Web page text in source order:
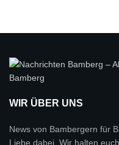
WIR ÜBER UNS
News von Bambergern für
Liebe dabei. Wir halten